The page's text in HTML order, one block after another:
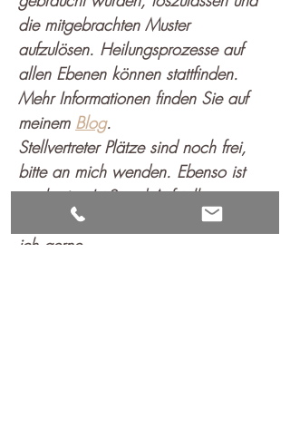
die mitgebrachten Muster
aufzulösen. Heilungsprozesse auf
allen Ebenen können stattfinden.
Mehr Informationen finden Sie auf
meinem Blog.
Stellvertreter Plätze sind noch frei,
bitte an mich wenden. Ebenso ist
noch eine Ist-Stand Aufstellung
möglich. Fragen dazu beantworte
ich gerne